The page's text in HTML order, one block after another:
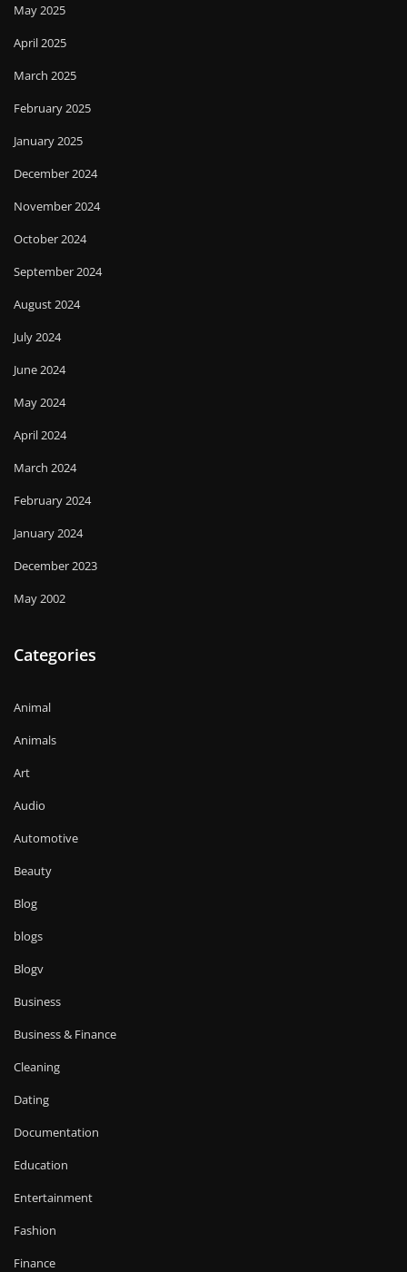
May 2025
April 2025
March 2025
February 2025
January 2025
December 2024
November 2024
October 2024
September 2024
August 2024
July 2024
June 2024
May 2024
April 2024
March 2024
February 2024
January 2024
December 2023
May 2002
Categories
Animal
Animals
Art
Audio
Automotive
Beauty
Blog
blogs
Blogv
Business
Business & Finance
Cleaning
Dating
Documentation
Education
Entertainment
Fashion
Finance